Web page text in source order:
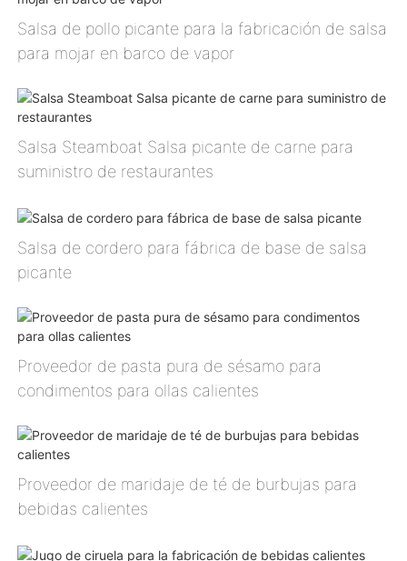
Salsa de pollo picante para la fabricación de salsa
para mojar en barco de vapor
Salsa Steamboat Salsa picante de carne para
suministro de restaurantes
Salsa de cordero para fábrica de base de salsa
picante
Proveedor de pasta pura de sésamo para
condimentos para ollas calientes
Proveedor de maridaje de té de burbujas para
bebidas calientes